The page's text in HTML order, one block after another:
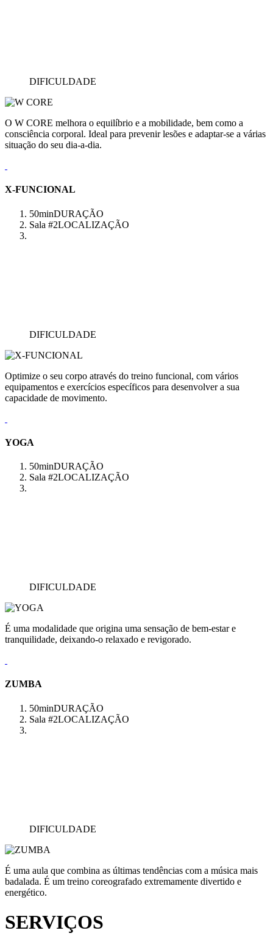
DIFICULDADE
O W CORE melhora o equilíbrio e a mobilidade, bem como a
consciência corporal. Ideal para prevenir lesões e adaptar-se a várias
situação do seu dia-a-dia.
X-FUNCIONAL
50minDURAÇÃO
Sala #2LOCALIZAÇÃO
DIFICULDADE
Optimize o seu corpo através do treino funcional, com vários
equipamentos e exercícios específicos para desenvolver a sua
capacidade de movimento.
YOGA
50minDURAÇÃO
Sala #2LOCALIZAÇÃO
DIFICULDADE
É uma modalidade que origina uma sensação de bem-estar e
tranquilidade, deixando-o relaxado e revigorado.
ZUMBA
50minDURAÇÃO
Sala #2LOCALIZAÇÃO
DIFICULDADE
É uma aula que combina as últimas tendências com a música mais
badalada. É um treino coreografado extremamente divertido e
energético.
SERVIÇOS